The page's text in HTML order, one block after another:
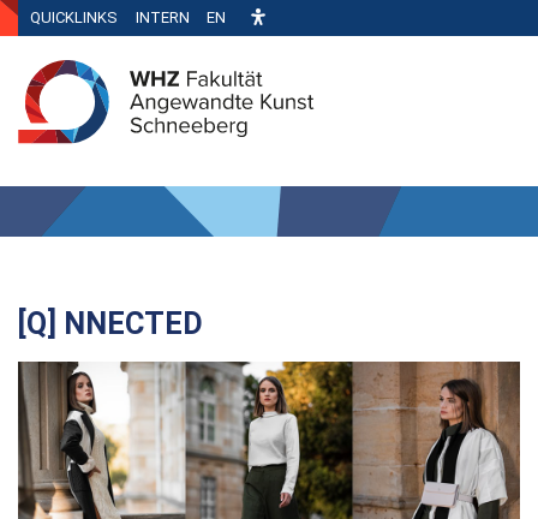
QUICKLINKS INTERN EN
[Q] NNECTED